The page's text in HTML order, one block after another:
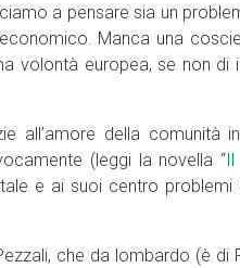
a pensare sia un
Manca una
volontà europea, se non di
all’amore della comunità
(leggi la novella “
e ai suoi centro problemi
che da lombardo (è di